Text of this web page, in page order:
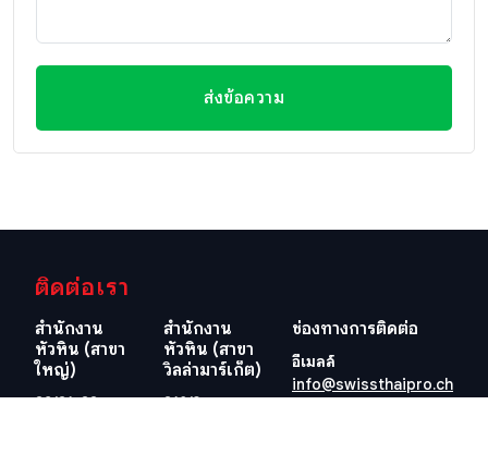
ส่งข้อความ
ติดต่อเรา
สำนักงาน
หัวหิน (สาขา
ใหญ่)
29/21-22 ซอย
สำนักงาน
หัวหิน (สาขา
วิลล่ามาร์เก็ต)
218/3
ช่องทางการติดต่อ
อีเมลล์
info@swissthaipro.ch